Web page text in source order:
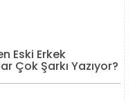
Eski Erkek
Çok Şarkı Yazıyor?